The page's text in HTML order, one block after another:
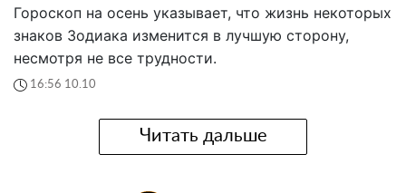
Гороскоп на осень указывает, что жизнь некоторых
знаков Зодиака изменится в лучшую сторону,
несмотря не все трудности.
16:56 10.10
Читать дальше